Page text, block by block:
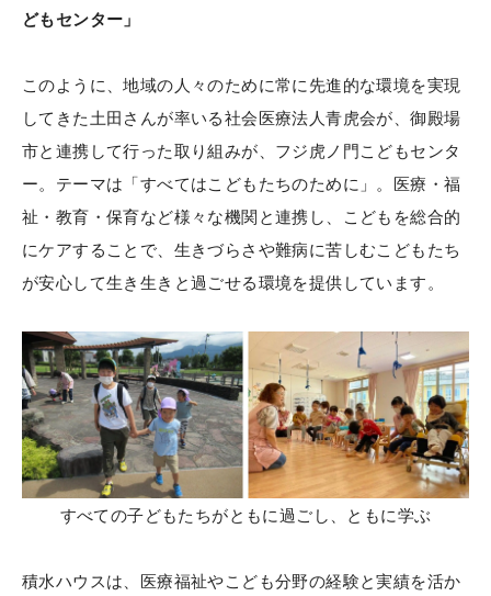
どもセンター」
このように、地域の人々のために常に先進的な環境を実現
してきた土田さんが率いる社会医療法人青虎会が、御殿場
市と連携して行った取り組みが、フジ虎ノ門こどもセンタ
ー。テーマは「すべてはこどもたちのために」。医療・福
祉・教育・保育など様々な機関と連携し、こどもを総合的
にケアすることで、生きづらさや難病に苦しむこどもたち
が安心して生き生きと過ごせる環境を提供しています。
すべての子どもたちがともに過ごし、ともに学ぶ
積水ハウスは、医療福祉やこども分野の経験と実績を活か